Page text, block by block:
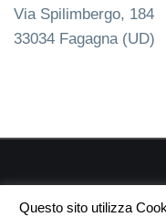
Via Spilimbergo, 184
33034 Fagagna (UD)
Questo sito utilizza